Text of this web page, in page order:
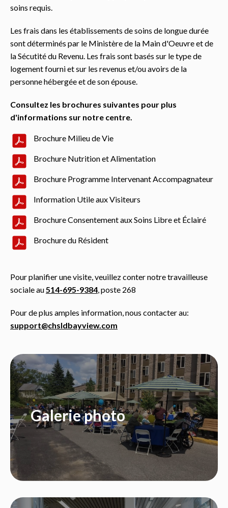
soins requis.
Les frais dans les établissements de soins de longue durée
sont déterminés par le Ministère de la Main d'Oeuvre et de
la Sécutité du Revenu. Les frais sont basés sur le type de
logement fourni et sur les revenus et/ou avoirs de la
personne hébergée et de son épouse.
Consultez les brochures suivantes pour plus
d'informations sur notre centre.
Brochure Milieu de Vie
Brochure Nutrition et Alimentation
Brochure Programme Intervenant Accompagnateur
Information Utile aux Visiteurs
Brochure Consentement aux Soins Libre et Éclairé
Brochure du Résident
Pour planifier une visite, veuillez conter notre travailleuse
sociale au 514-695-9384 , poste 268
Pour de plus amples information, nous contacter au:
support@chsldbayview.com
Galerie photo